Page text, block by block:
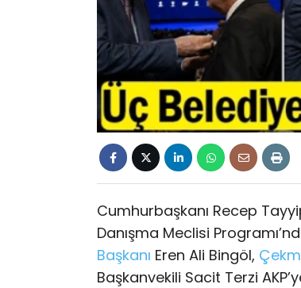
Cumhurbaşkanı Recep
Danışma Meclisi
Başkanı Eren Ali Bingöl,
Başkanvekili Sacit Terzi